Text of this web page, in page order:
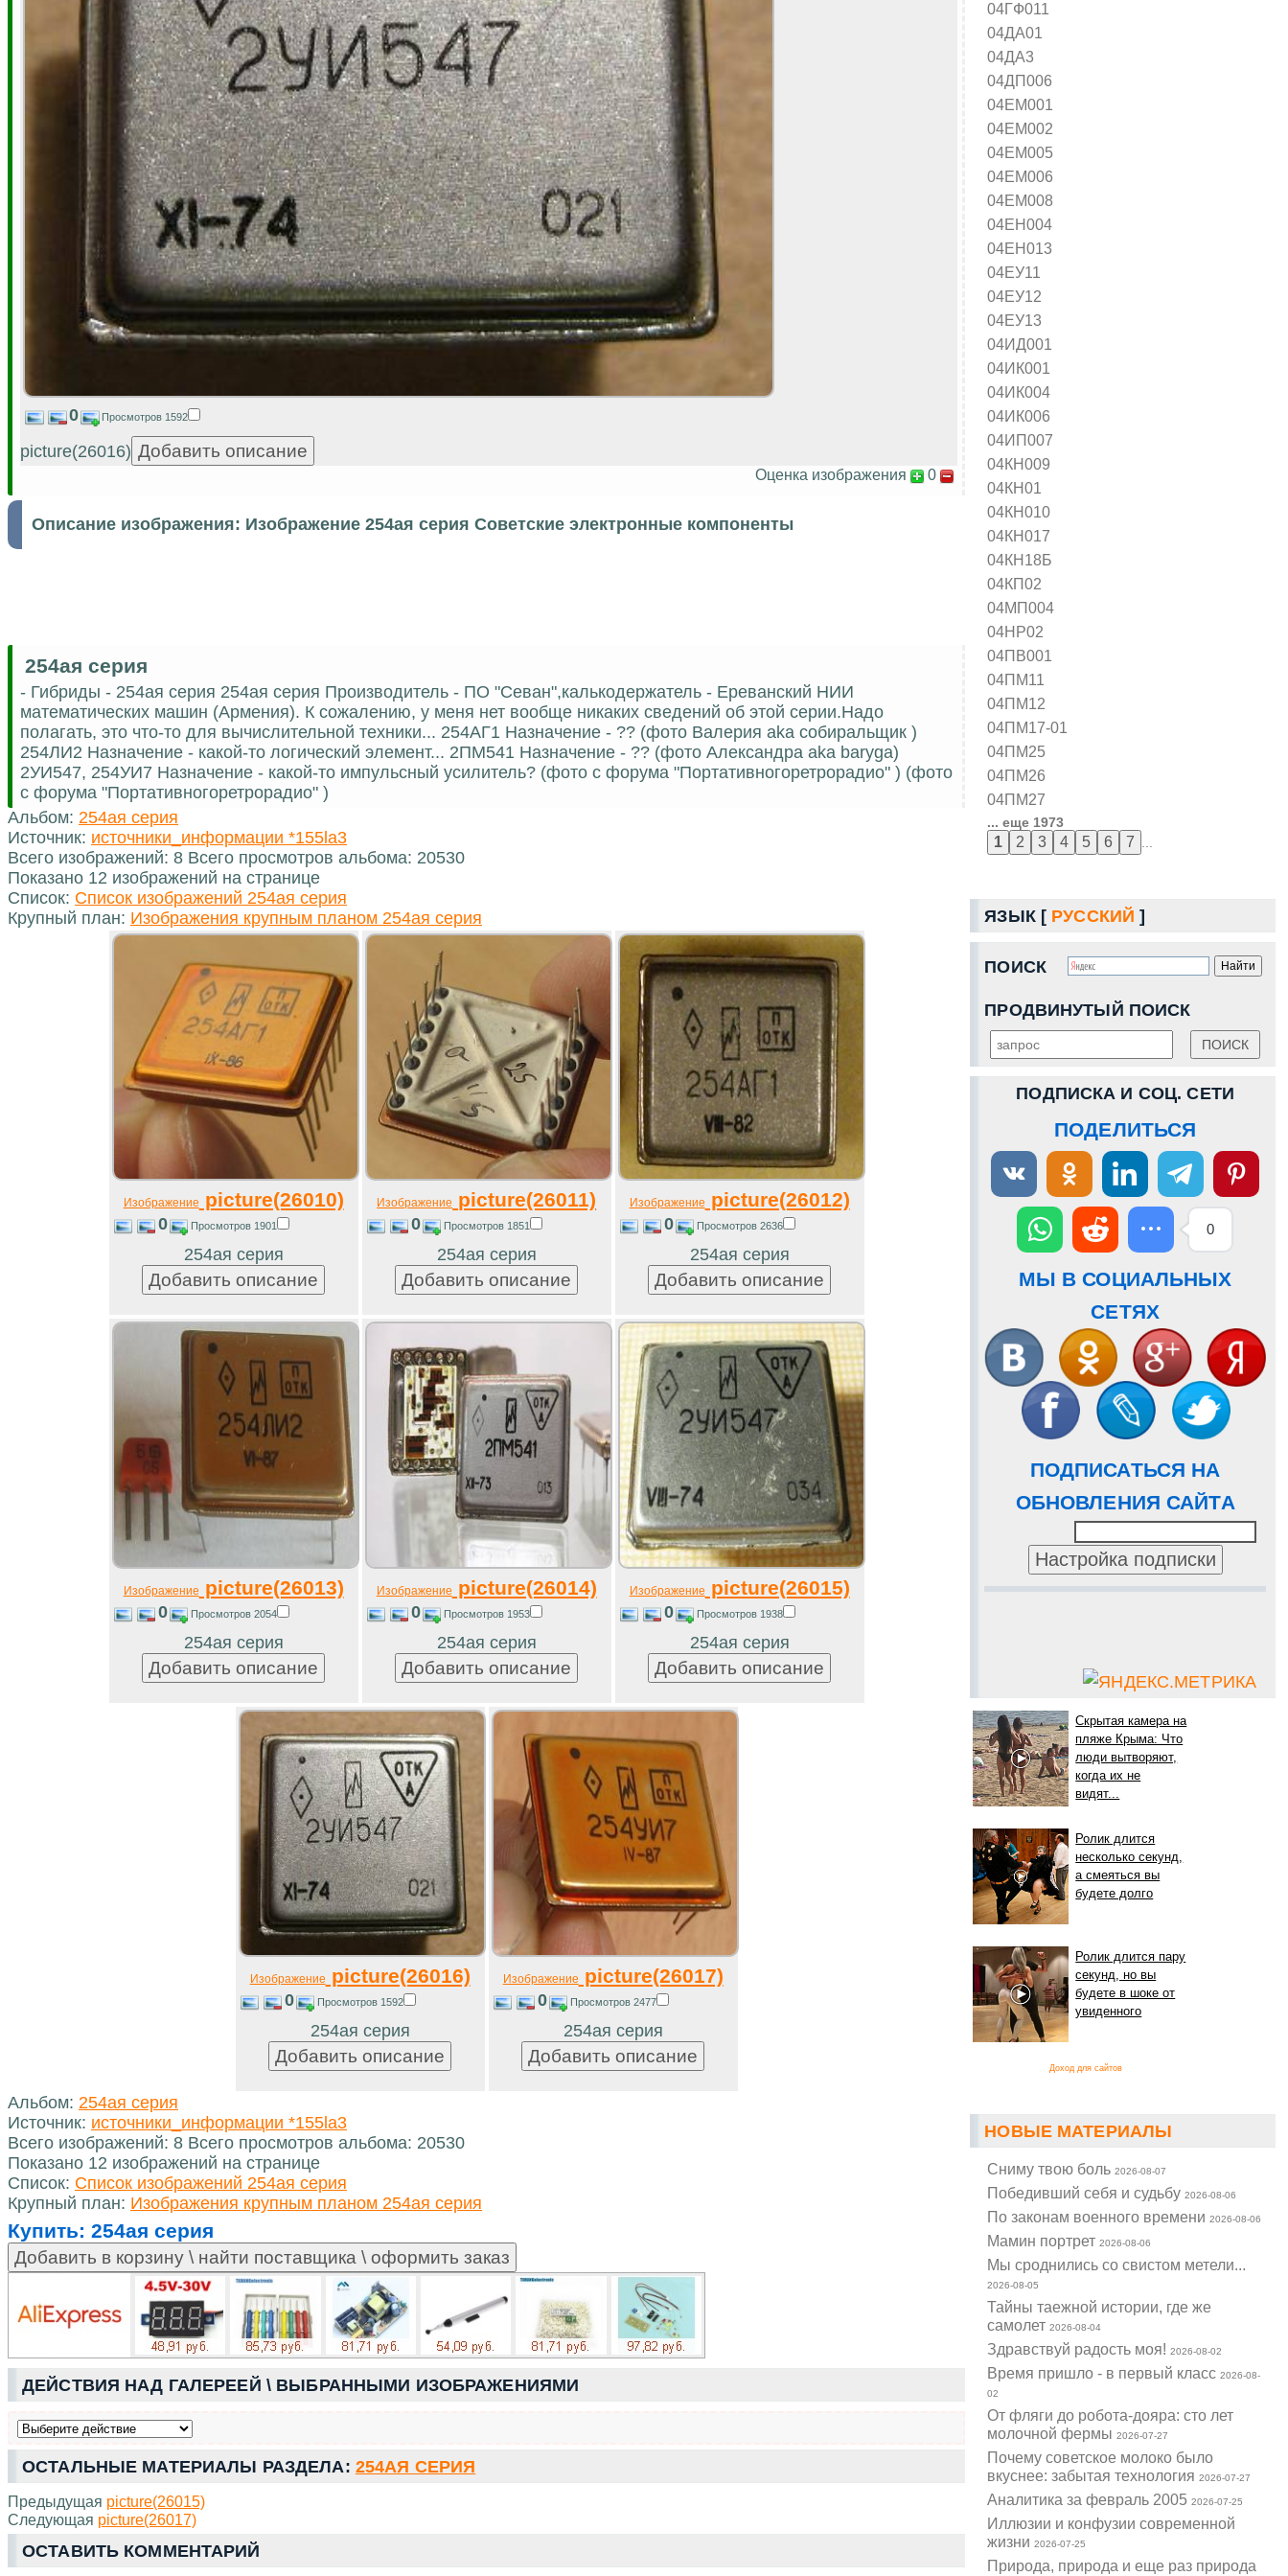
04ГФ011
04ДА01
04ДА3
04ДП006
04ЕМ001
04ЕМ002
04ЕМ005
04ЕМ006
04ЕМ008
04ЕН004
04ЕН013
04ЕУ11
04ЕУ12
04ЕУ13
04ИД001
04ИК001
04ИК004
04ИК006
04ИП007
04КН009
04КН01
04КН010
04КН017
04КН18Б
04КП02
04МП004
04НР02
04ПВ001
04ПМ11
04ПМ12
04ПМ17-01
04ПМ25
04ПМ26
04ПМ27
... еще 1973
ЯЗЫК [ РУССКИЙ ]
ПОИСК
ПРОДВИНУТЫЙ ПОИСК
ПОДПИСКА И СОЦ. СЕТИ
ПОДЕЛИТЬСЯ
0
МЫ В СОЦИАЛЬНЫХ
СЕТЯХ
ПОДПИСАТЬСЯ НА
ОБНОВЛЕНИЯ САЙТА
Скрытая камера на
пляже Крыма: Что
люди вытворяют,
когда их не
видят...
Ролик длится
несколько секунд,
а смеяться вы
будете долго
Ролик длится пару
секунд, но вы
будете в шоке от
увиденного
Доход для сайтов
НОВЫЕ МАТЕРИАЛЫ
Cниму твою боль2026-08-07
Победивший себя и судьбу2026-08-06
По законам военного времени2026-08-06
Мамин портрет2026-08-06
Мы сроднились со свистом метели...
2026-08-05
Тайны таежной истории, где же
самолет2026-08-04
Здравствуй радость моя!2026-08-02
Время пришло - в первый класс2026-08-
02
От фляги до робота-дояра: сто лет
молочной фермы2026-07-27
Почему советское молоко было
вкуснее: забытая технология2026-07-27
Аналитика за февраль 20052026-07-25
Иллюзии и конфузии современной
жизни2026-07-25
Природа, природа и еще раз природа
0 Просмотров 1592
picture(26016)
Оценка изображения 0
Описание изображения: Изображение 254ая серия Советские электронные компоненты
254ая серия
- Гибриды - 254ая серия 254ая серия Производитель - ПО "Севан",калькодержатель - Ереванский НИИ
математических машин (Армения). К сожалению, у меня нет вообще никаких сведений об этой серии.Надо
полагать, это что-то для вычислительной техники... 254АГ1 Назначение - ?? (фото Валерия aka собиральщик )
254ЛИ2 Назначение - какой-то логический элемент... 2ПМ541 Назначение - ?? (фото Александра aka baryga)
2УИ547, 254УИ7 Назначение - какой-то импульсный усилитель? (фото с форума "Портативногоретрорадио" ) (фото
с форума "Портативногоретрорадио" )
Альбом: 254ая серия
Источник: источники_информации *155la3
Всего изображений: 8 Всего просмотров альбома: 20530
Показано 12 изображений на странице
Список: Список изображений 254ая серия
Крупный план: Изображения крупным планом 254ая серия
Изображение picture(26010)
0 Просмотров 1901
254ая серия
Изображение picture(26011)
0 Просмотров 1851
254ая серия
Изображение picture(26012)
0 Просмотров 2636
254ая серия
Изображение picture(26013)
0 Просмотров 2054
254ая серия
Изображение picture(26014)
0 Просмотров 1953
254ая серия
Изображение picture(26015)
0 Просмотров 1938
254ая серия
Изображение picture(26016)
0 Просмотров 1592
254ая серия
Изображение picture(26017)
0 Просмотров 2477
254ая серия
Альбом: 254ая серия
Источник: источники_информации *155la3
Всего изображений: 8 Всего просмотров альбома: 20530
Показано 12 изображений на странице
Список: Список изображений 254ая серия
Крупный план: Изображения крупным планом 254ая серия
Купить: 254ая серия
ДЕЙСТВИЯ НАД ГАЛЕРЕЕЙ \ ВЫБРАННЫМИ ИЗОБРАЖЕНИЯМИ
ОСТАЛЬНЫЕ МАТЕРИАЛЫ РАЗДЕЛА: 254АЯ СЕРИЯ
Предыдущая picture(26015)
Следующая picture(26017)
ОСТАВИТЬ КОММЕНТАРИЙ